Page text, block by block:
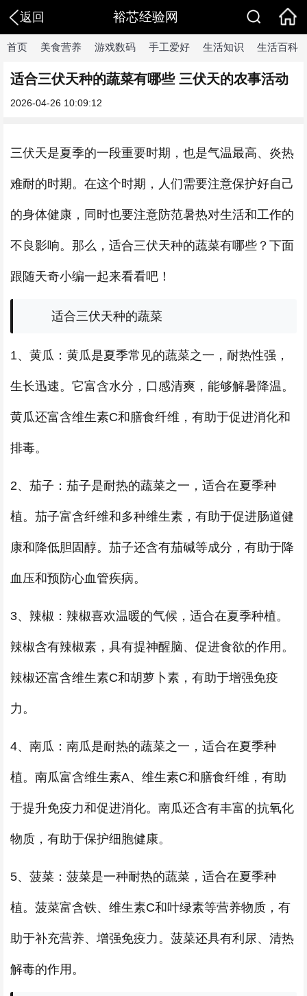
返回 裕芯经验网
首页 美食营养 游戏数码 手工爱好 生活知识 生活百科
适合三伏天种的蔬菜有哪些 三伏天的农事活动
2026-04-26 10:09:12
三伏天是夏季的一段重要时期，也是气温最高、炎热
难耐的时期。在这个时期，人们需要注意保护好自己
的身体健康，同时也要注意防范暑热对生活和工作的
不良影响。那么，适合三伏天种的蔬菜有哪些？下面
跟随天奇小编一起来看看吧！
适合三伏天种的蔬菜
1、黄瓜：黄瓜是夏季常见的蔬菜之一，耐热性强，
生长迅速。它富含水分，口感清爽，能够解暑降温。
黄瓜还富含维生素C和膳食纤维，有助于促进消化和
排毒。
2、茄子：茄子是耐热的蔬菜之一，适合在夏季种
植。茄子富含纤维和多种维生素，有助于促进肠道健
康和降低胆固醇。茄子还含有茄碱等成分，有助于降
血压和预防心血管疾病。
3、辣椒：辣椒喜欢温暖的气候，适合在夏季种植。
辣椒含有辣椒素，具有提神醒脑、促进食欲的作用。
辣椒还富含维生素C和胡萝卜素，有助于增强免疫
力。
4、南瓜：南瓜是耐热的蔬菜之一，适合在夏季种
植。南瓜富含维生素A、维生素C和膳食纤维，有助
于提升免疫力和促进消化。南瓜还含有丰富的抗氧化
物质，有助于保护细胞健康。
5、菠菜：菠菜是一种耐热的蔬菜，适合在夏季种
植。菠菜富含铁、维生素C和叶绿素等营养物质，有
助于补充营养、增强免疫力。菠菜还具有利尿、清热
解毒的作用。